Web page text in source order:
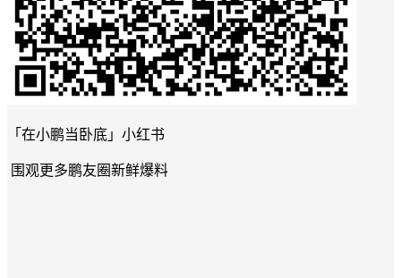
「在小鹏当卧底」小红书
围观更多鹏友圈新鲜爆料